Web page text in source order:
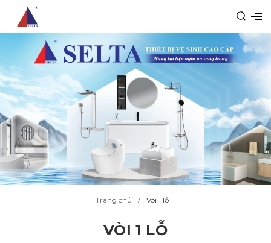
Trang chủ Vòi 1 lỗ
VÒI 1 LỖ